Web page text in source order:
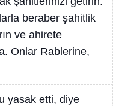
beraber şahitlik
ve ahirete
Onlar Rablerine,
yasak etti, diye